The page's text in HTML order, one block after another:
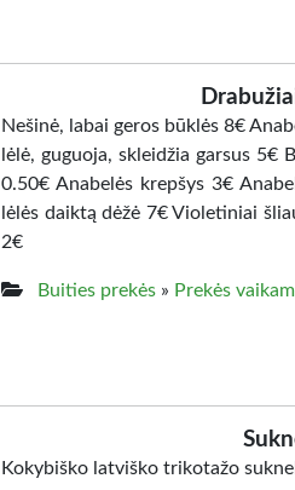
Nešinė, labai geros būklės 8€
lėlė, guguoja, skleidžia garsus 5€
0.50€ Anabelės krepšys 3€
lėlės daiktą dėžė 7€ Violetiniai
2€
Buities prekės» Prekės
Kokybiško latviško trikotažo